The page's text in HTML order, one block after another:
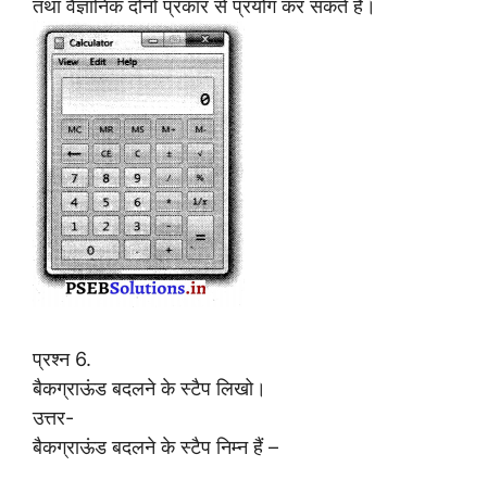
तथा वैज्ञानिक दोनों प्रकार से प्रयोग कर सकते हैं।
प्रश्न 6.
बैकग्राऊंड बदलने के स्टैप लिखो।
उत्तर-
बैकग्राऊंड बदलने के स्टैप निम्न हैं –